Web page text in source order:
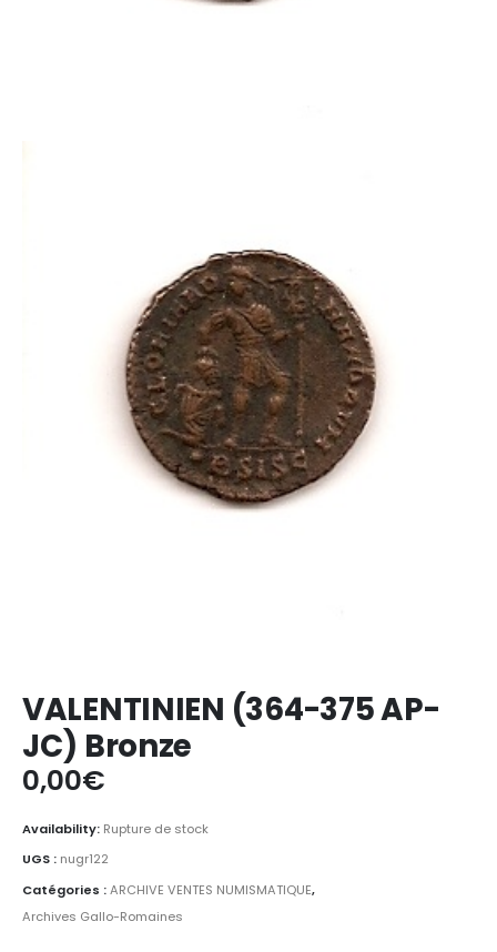
VALENTINIEN (364-375 AP-
JC) Bronze
0,00€
Availability: Rupture de stock
UGS : nugr122
Catégories :ARCHIVE VENTES NUMISMATIQUE,
Archives Gallo-Romaines